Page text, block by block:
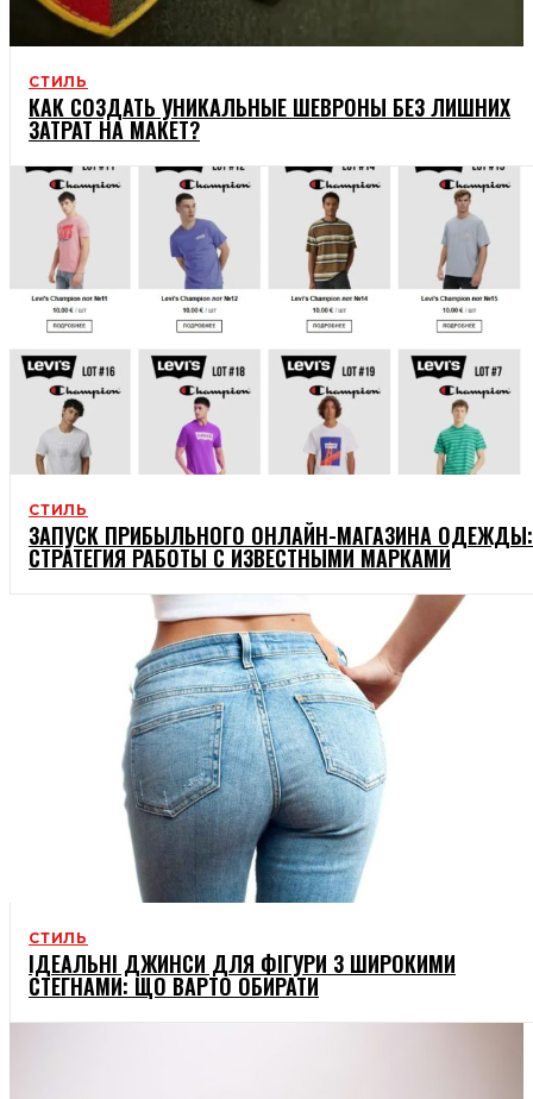
СТИЛЬ
КАК СОЗДАТЬ УНИКАЛЬНЫЕ ШЕВРОНЫ БЕЗ ЛИШНИХ
ЗАТРАТ НА МАКЕТ?
СТИЛЬ
ЗАПУСК ПРИБЫЛЬНОГО ОНЛАЙН-МАГАЗИНА ОДЕЖДЫ:
СТРАТЕГИЯ РАБОТЫ С ИЗВЕСТНЫМИ МАРКАМИ
СТИЛЬ
ІДЕАЛЬНІ ДЖИНСИ ДЛЯ ФІГУРИ З ШИРОКИМИ
СТЕГНАМИ: ЩО ВАРТО ОБИРАТИ